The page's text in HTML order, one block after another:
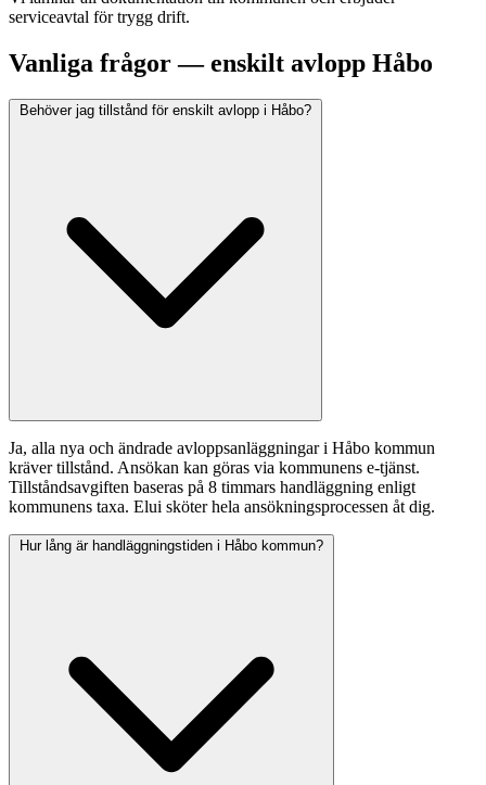
serviceavtal för trygg drift.
Vanliga frågor — enskilt avlopp Håbo
Behöver jag tillstånd för enskilt avlopp i Håbo?
Ja, alla nya och ändrade avloppsanläggningar i Håbo kommun
kräver tillstånd. Ansökan kan göras via kommunens e-tjänst.
Tillståndsavgiften baseras på 8 timmars handläggning enligt
kommunens taxa. Elui sköter hela ansökningsprocessen åt dig.
Hur lång är handläggningstiden i Håbo kommun?